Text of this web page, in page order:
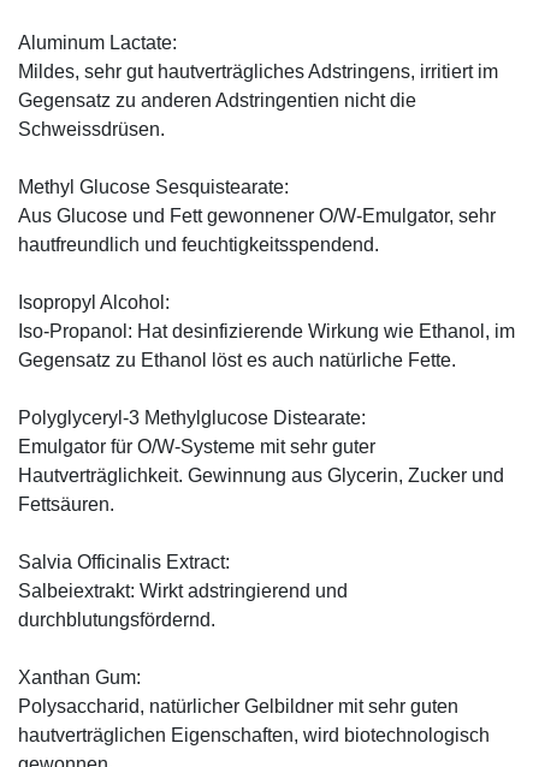
Aluminum Lactate:
Mildes, sehr gut hautverträgliches Adstringens, irritiert im
Gegensatz zu anderen Adstringentien nicht die
Schweissdrüsen.
Methyl Glucose Sesquistearate:
Aus Glucose und Fett gewonnener O/W-Emulgator, sehr
hautfreundlich und feuchtigkeitsspendend.
Isopropyl Alcohol:
Iso-Propanol: Hat desinfizierende Wirkung wie Ethanol, im
Gegensatz zu Ethanol löst es auch natürliche Fette.
Polyglyceryl-3 Methylglucose Distearate:
Emulgator für O/W-Systeme mit sehr guter
Hautverträglichkeit. Gewinnung aus Glycerin, Zucker und
Fettsäuren.
Salvia Officinalis Extract:
Salbeiextrakt: Wirkt adstringierend und
durchblutungsfördernd.
Xanthan Gum:
Polysaccharid, natürlicher Gelbildner mit sehr guten
hautverträglichen Eigenschaften, wird biotechnologisch